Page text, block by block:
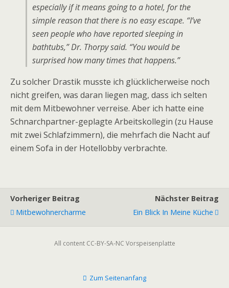
especially if it means going to a hotel, for the
simple reason that there is no easy escape. “I’ve
seen people who have reported sleeping in
bathtubs,” Dr. Thorpy said. “You would be
surprised how many times that happens.”
Zu solcher Drastik musste ich glücklicherweise noch
nicht greifen, was daran liegen mag, dass ich selten
mit dem Mitbewohner verreise. Aber ich hatte eine
Schnarchpartner-geplagte Arbeitskollegin (zu Hause
mit zwei Schlafzimmern), die mehrfach die Nacht auf
einem Sofa in der Hotellobby verbrachte.
Vorheriger Beitrag
Mitbewohnercharme
Nächster Beitrag
Ein Blick In Meine Küche
All content CC-BY-SA-NC Vorspeisenplatte
Zum Seitenanfang